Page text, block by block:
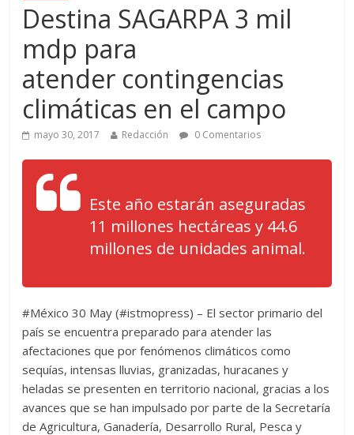
Destina SAGARPA 3 mil
mdp para
atender contingencias
climáticas en el campo
mayo 30, 2017 Redacción 0 Comentarios
Este año estarán aseguradas
11 millones hectáreas y 44.6
millones de unidades animal.
#México 30 May (#istmopress) – El sector primario del
país se encuentra preparado para atender las
afectaciones que por fenómenos climáticos como
sequías, intensas lluvias, granizadas, huracanes y
heladas se presenten en territorio nacional, gracias a los
avances que se han impulsado por parte de la Secretaría
de Agricultura, Ganadería, Desarrollo Rural, Pesca y